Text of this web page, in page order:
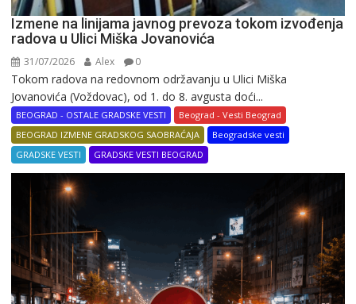
Izmene na linijama javnog prevoza tokom izvođenja
radova u Ulici Miška Jovanovića
31/07/2026 Alex 0
Tokom radova na redovnom održavanju u Ulici Miška
Jovanovića (Voždovac), od 1. do 8. avgusta doći...
BEOGRAD - OSTALE GRADSKE VESTI
Beograd - Vesti Beograd
BEOGRAD IZMENE GRADSKOG SAOBRAĆAJA
Beogradske vesti
GRADSKE VESTI
GRADSKE VESTI BEOGRAD